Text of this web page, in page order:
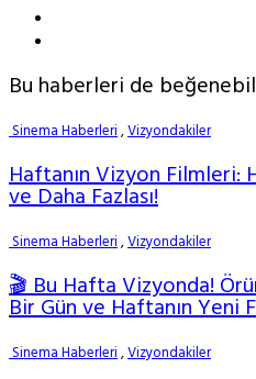
Bu haberleri de
Sinema Haberleri,Vizyondakiler
Haftanın Vizyon
ve Daha Fazlası!
Sinema Haberleri,Vizyondakiler
🎬 Bu Hafta Vizyonda!
Bir Gün ve Haftanın Yeni
Sinema Haberleri,Vizyondakiler